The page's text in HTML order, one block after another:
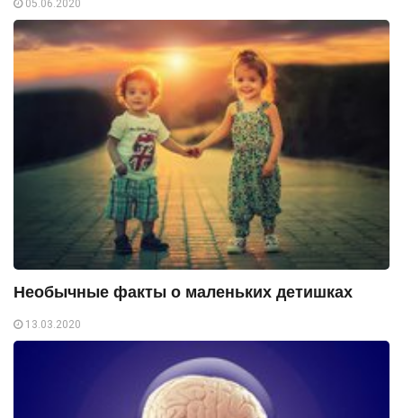
05.06.2020
Необычные факты о маленьких детишках
13.03.2020